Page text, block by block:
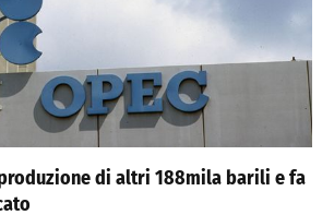
di altri 188mila barili e fa